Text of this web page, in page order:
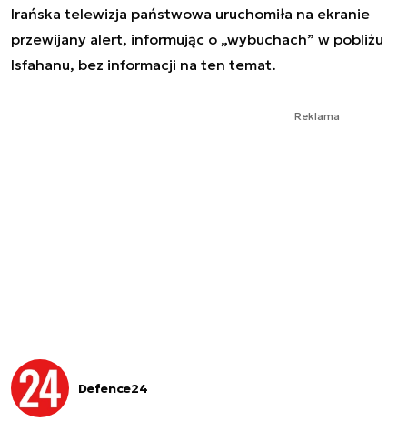
Irańska telewizja państwowa uruchomiła na ekranie
przewijany alert, informując o „wybuchach” w pobliżu
Isfahanu, bez informacji na ten temat.
Reklama
Defence24